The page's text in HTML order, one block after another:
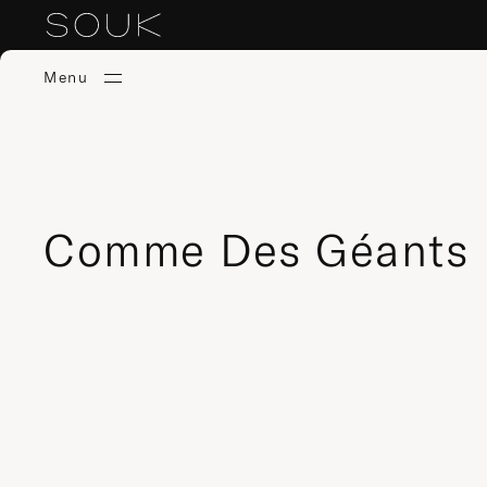
Menu
Comme Des Géants